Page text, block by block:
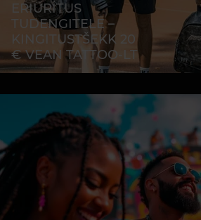
ERIÜRITUS
TUDENGITELE –
KINGITUSTŠEKK 20
€ VEAN TATTOO-LT